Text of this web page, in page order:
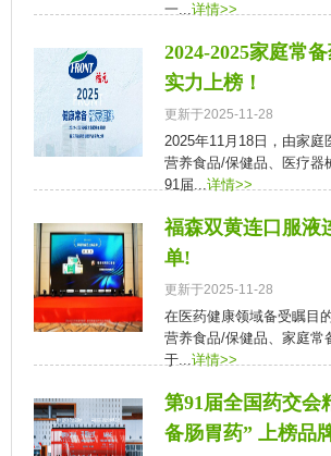
一...详情>>
2024-2025家庭常
实力上榜！
更新于2025-11-28
2025年11月18日，由家
营养食品/保健品、医疗器
91届...详情>>
福森双黄连口服液
单!
更新于2025-11-28
在医药健康领域备受瞩目
营养食品/保健品、家庭常
于...详情>>
第91届全国药交会
备肠胃药” 上榜品